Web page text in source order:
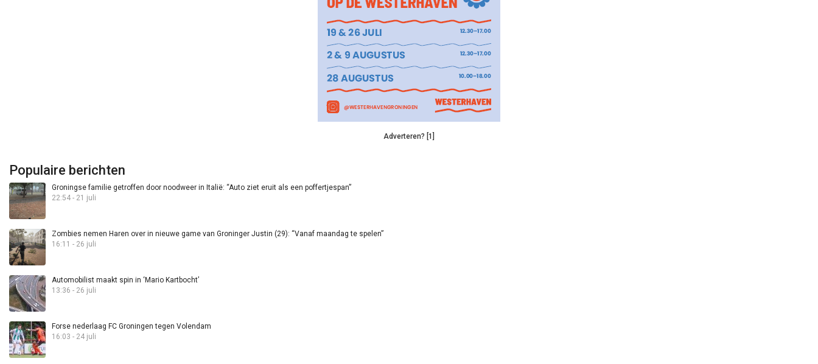
Adverteren? [1]
Populaire berichten
Groningse familie getroffen door noodweer in Italië: “Auto ziet eruit als een poffertjespan”
22:54 - 21 juli
Zombies nemen Haren over in nieuwe game van Groninger Justin (29): “Vanaf maandag te spelen”
16:11 - 26 juli
Automobilist maakt spin in ‘Mario Kartbocht’
13:36 - 26 juli
Forse nederlaag FC Groningen tegen Volendam
16:03 - 24 juli